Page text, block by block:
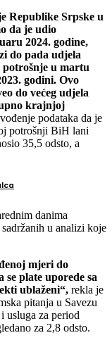
Republike Srpske u
da je udio
2024. godine,
do pada udjela
u martu
godini. Ovo
do većeg udjela
krajnjoj
podataka da je
potrošnji BiH lani
35,5 odsto, a
danima
u analizi koje
mjeri do
plate uporede sa
ublaženi“, rekla je
pitanja u Savezu
usluga za period
za 2,8 odsto.